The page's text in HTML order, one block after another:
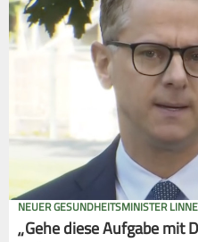
NEUER GESUNDHEITSMINISTER
„Gehe diese Aufgabe mit